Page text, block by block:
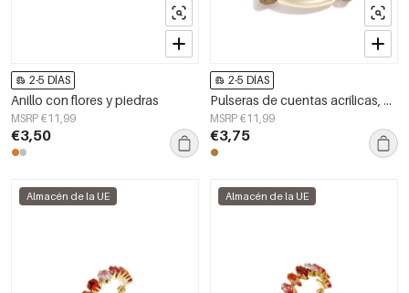
2-5 DÍAS
Anillo con flores y piedras
MSRP €11,99
€3,50
2-5 DÍAS
Pulseras de cuentas acrílicas, cuentas sencillas, serie sencilla diaria, joyería para mujer
MSRP €11,99
€3,75
Almacén de la UE Almacén de la UE